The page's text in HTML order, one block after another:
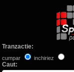
Tranzactie:
cumpar inchiriez
Caut: